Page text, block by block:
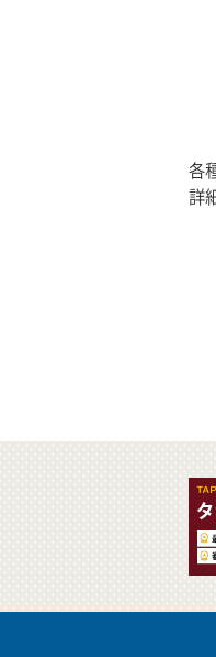
各
詳